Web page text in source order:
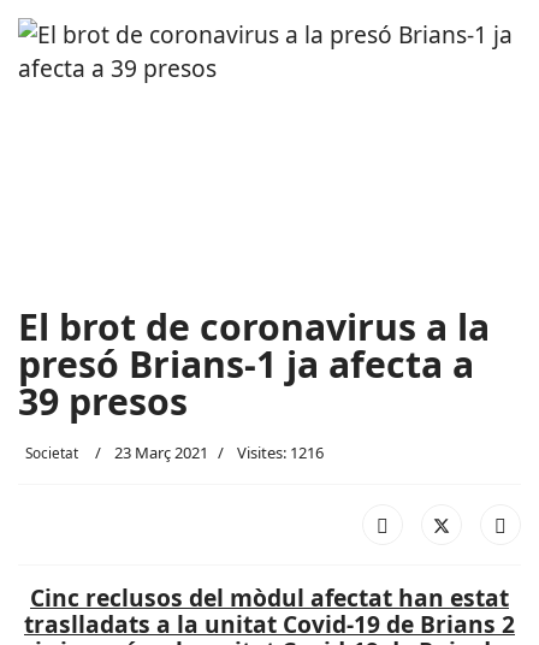
El brot de coronavirus a la
presó Brians-1 ja afecta a
39 presos
Societat 23 Març 2021 Visites: 1216
Cinc reclusos del mòdul afectat han estat
traslladats a la unitat Covid-19 de Brians 2